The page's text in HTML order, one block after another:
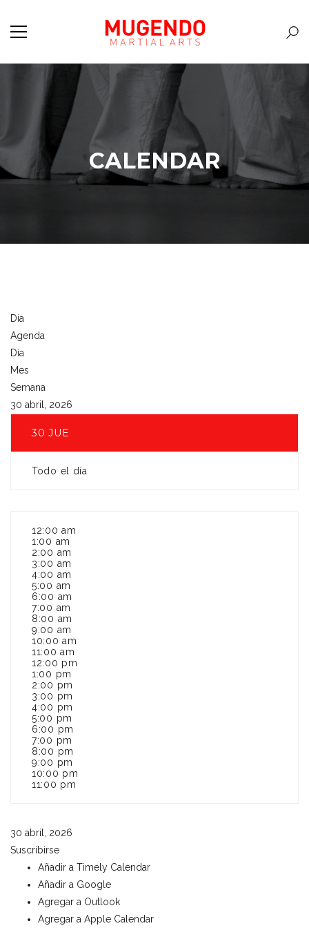
CALENDAR
Día
Agenda
Día
Mes
Semana
30 abril, 2026
30 JUE
Todo el día
12:00 am
1:00 am
2:00 am
3:00 am
4:00 am
5:00 am
6:00 am
7:00 am
8:00 am
9:00 am
10:00 am
11:00 am
12:00 pm
1:00 pm
2:00 pm
3:00 pm
4:00 pm
5:00 pm
6:00 pm
7:00 pm
8:00 pm
9:00 pm
10:00 pm
11:00 pm
30 abril, 2026
Suscribirse
Añadir a Timely Calendar
Añadir a Google
Agregar a Outlook
Agregar a Apple Calendar